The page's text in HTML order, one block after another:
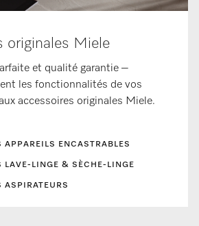
originales Miele
et qualité garantie –
les fonctionnalités de vos
accessoires originales Miele.
APPAREILS ENCASTRABLES
LAVE-LINGE & SÈCHE-LINGE
ASPIRATEURS